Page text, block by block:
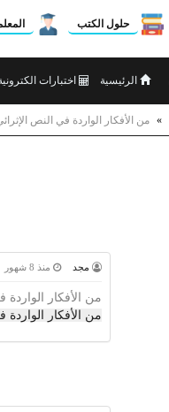
حلول الكتب
الرئيسية اختبارات
» من الأفكار الواردة في النص
مجد منذ 8 شهور
من الأفكار
من الأفكار